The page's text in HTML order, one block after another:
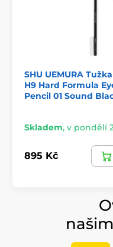
SHU UEMURA
H9 Hard Formula
Pencil 01 Sound
Skladem, v pondělí
895 Kč